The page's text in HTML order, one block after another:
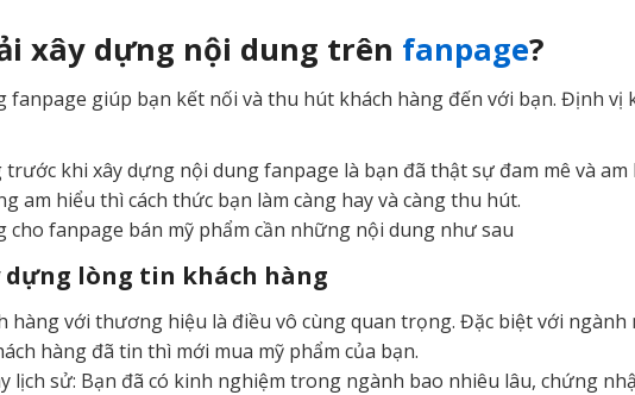
xây dựng nội dung trên fanpage?
fanpage giúp bạn kết nối và thu hút khách hàng đến với bạn. Định vị
khi xây dựng nội dung fanpage là bạn đã thật sự đam mê và am
am hiểu thì cách thức bạn làm càng hay và càng thu hút.
cho fanpage bán mỹ phẩm cần những nội dung như sau
dựng lòng tin khách hàng
hàng với thương hiệu là điều vô cùng quan trọng. Đặc biệt với
hàng đã tin thì mới mua mỹ phẩm của bạn.
lịch sử: Bạn đã có kinh nghiệm trong ngành bao nhiêu lâu, chứng